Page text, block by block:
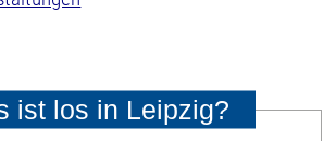
ist los in Leipzig?